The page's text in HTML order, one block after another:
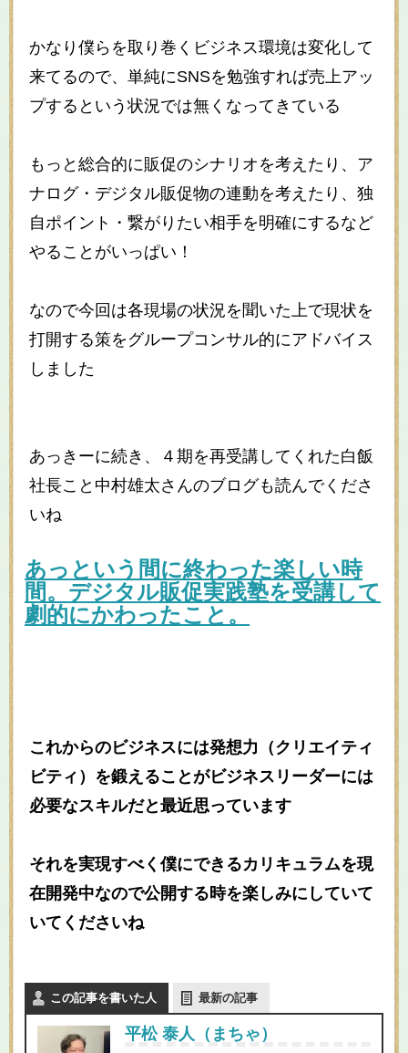
かなり僕らを取り巻くビジネス環境は変化して
来てるので、単純にSNSを勉強すれば売上アッ
プするという状況では無くなってきている
もっと総合的に販促のシナリオを考えたり、ア
ナログ・デジタル販促物の連動を考えたり、独
自ポイント・繋がりたい相手を明確にするなど
やることがいっぱい！
なので今回は各現場の状況を聞いた上で現状を
打開する策をグループコンサル的にアドバイス
しました
あっきーに続き、４期を再受講してくれた白飯
社長こと中村雄太さんのブログも読んでくださ
いね
あっという間に終わった楽しい時
間。デジタル販促実践塾を受講して
劇的にかわったこと。
これからのビジネスには発想力（クリエイティ
ビティ）を鍛えることがビジネスリーダーには
必要なスキルだと最近思っています
それを実現すべく僕にできるカリキュラムを現
在開発中なので公開する時を楽しみにしていて
いてくださいね
この記事を書いた人 最新の記事
平松 泰人（まちゃ）